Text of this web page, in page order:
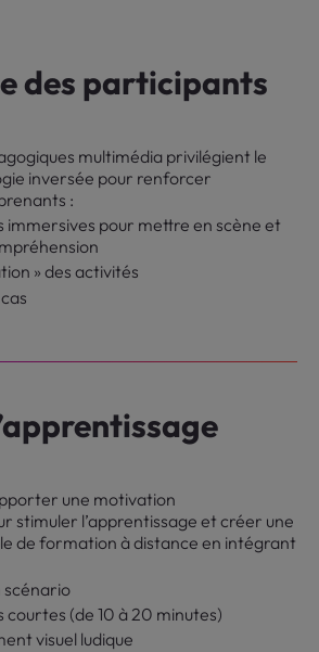
des participants
multimédia privilégient le
inversée pour renforcer
:
immersives pour mettre en scène et
» des activités
une motivation
stimuler l’apprentissage et créer une
de formation à distance en intégrant
scénario
courtes (de 10 à 20 minutes)
visuel ludique